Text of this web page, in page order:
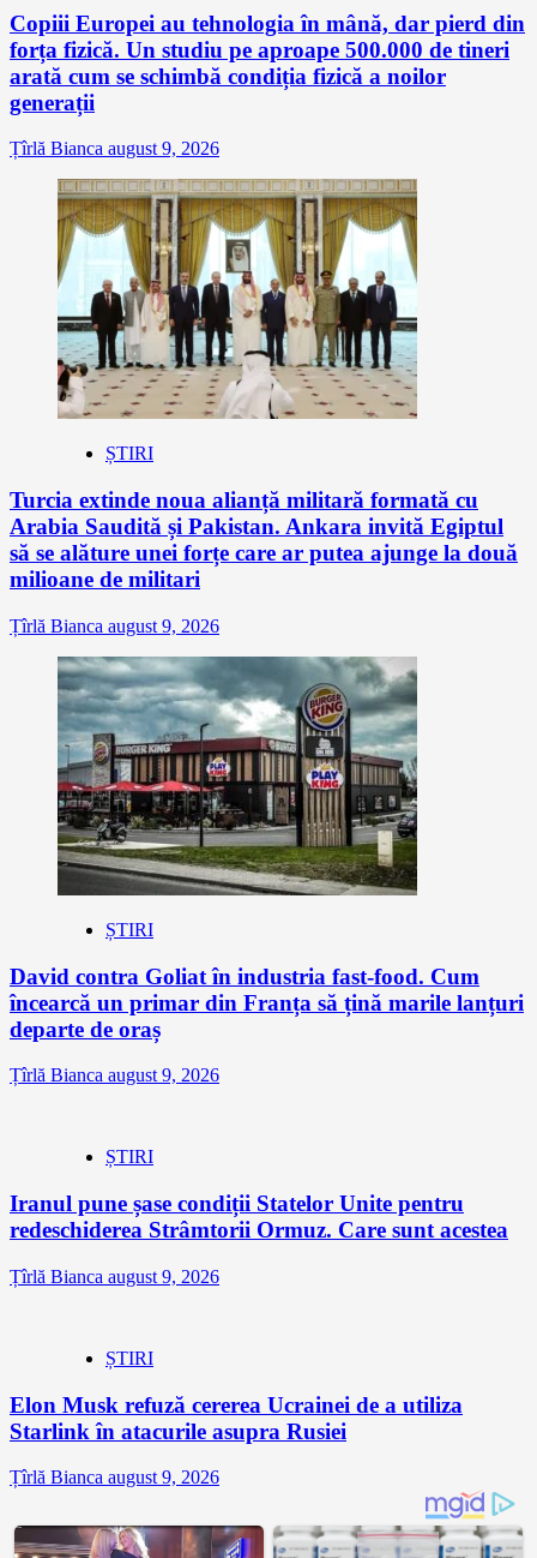
Copiii Europei au tehnologia în mână, dar pierd din
forța fizică. Un studiu pe aproape 500.000 de tineri
arată cum se schimbă condiția fizică a noilor
generații
Țîrlă Bianca august 9, 2026
ȘTIRI
Turcia extinde noua alianță militară formată cu
Arabia Saudită și Pakistan. Ankara invită Egiptul
să se alăture unei forțe care ar putea ajunge la două
milioane de militari
Țîrlă Bianca august 9, 2026
ȘTIRI
David contra Goliat în industria fast-food. Cum
încearcă un primar din Franța să țină marile lanțuri
departe de oraș
Țîrlă Bianca august 9, 2026
ȘTIRI
Iranul pune șase condiții Statelor Unite pentru
redeschiderea Strâmtorii Ormuz. Care sunt acestea
Țîrlă Bianca august 9, 2026
ȘTIRI
Elon Musk refuză cererea Ucrainei de a utiliza
Starlink în atacurile asupra Rusiei
Țîrlă Bianca august 9, 2026